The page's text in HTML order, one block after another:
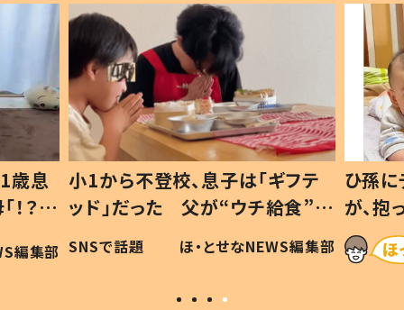
、息子は「ギフテ
父が“ウチ給食”を
由とは #令和の親
ほ・とせなNEWS編集部
ひ孫にデレデレな80歳じ
が、抱っこすると…ひ孫の
「涙が出ました」「可愛く
い」
ほ・とせな